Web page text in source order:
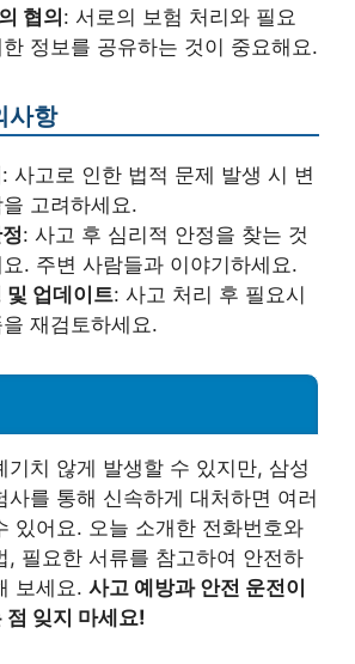
협의: 서로의 보험 처리와 필요
정보를 공유하는 것이 중요해요.
사항
: 사고로 인한 법적 문제 발생 시 변
고려하세요.
: 사고 후 심리적 안정을 찾는 것
. 주변 사람들과 이야기하세요.
및 업데이트: 사고 처리 후 필요시
재검토하세요.
기치 않게 발생할 수 있지만, 삼성
사를 통해 신속하게 대처하면 여러
있어요. 오늘 소개한 전화번호와
, 필요한 서류를 참고하여 안전하
보세요. 사고 예방과 안전 운전이
점 잊지 마세요!